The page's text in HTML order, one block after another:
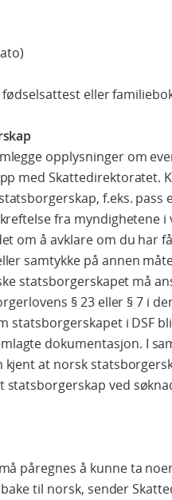
eller
opplysninger om
med Skattedirektoratet.
f.eks. pass
fra myndighetene i
om å avklare om du har
samtykke på annen
statsborgerskapet må
§ 23 eller § 7 i
statsborgerskapet i DSF
dokumentasjon. I
at norsk
ved
påregnes å kunne ta
til norsk, sender